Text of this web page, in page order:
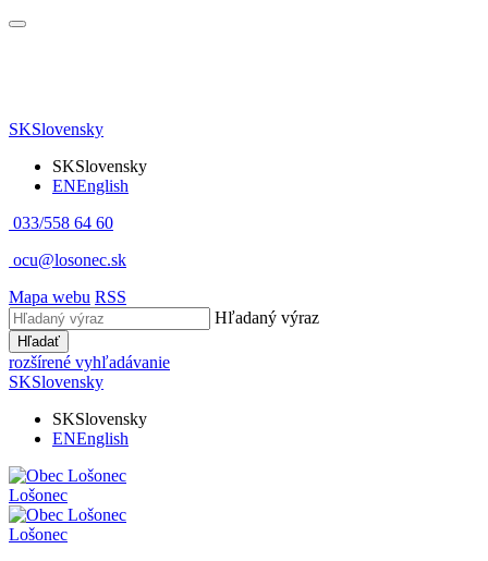
SKSlovensky
SKSlovensky
ENEnglish
033/558 64 60
ocu@losonec.sk
Mapa webu RSS
Hľadaný výraz
Hľadať
rozšírené vyhľadávanie
SKSlovensky
SKSlovensky
ENEnglish
Lošonec
Lošonec